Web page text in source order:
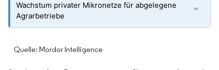
Wachstum privater Mikronetze für abgelegene
Agrarbetriebe
Quelle: Mordor Intelligence